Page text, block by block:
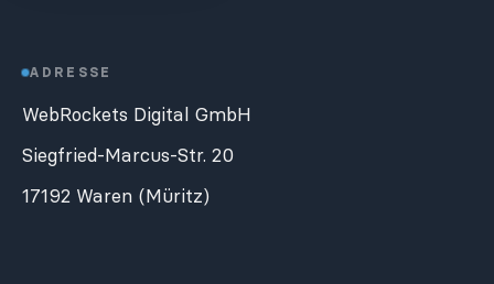
ADRESSE
WebRockets Digital GmbH
Siegfried-Marcus-Str. 20
17192 Waren (Müritz)